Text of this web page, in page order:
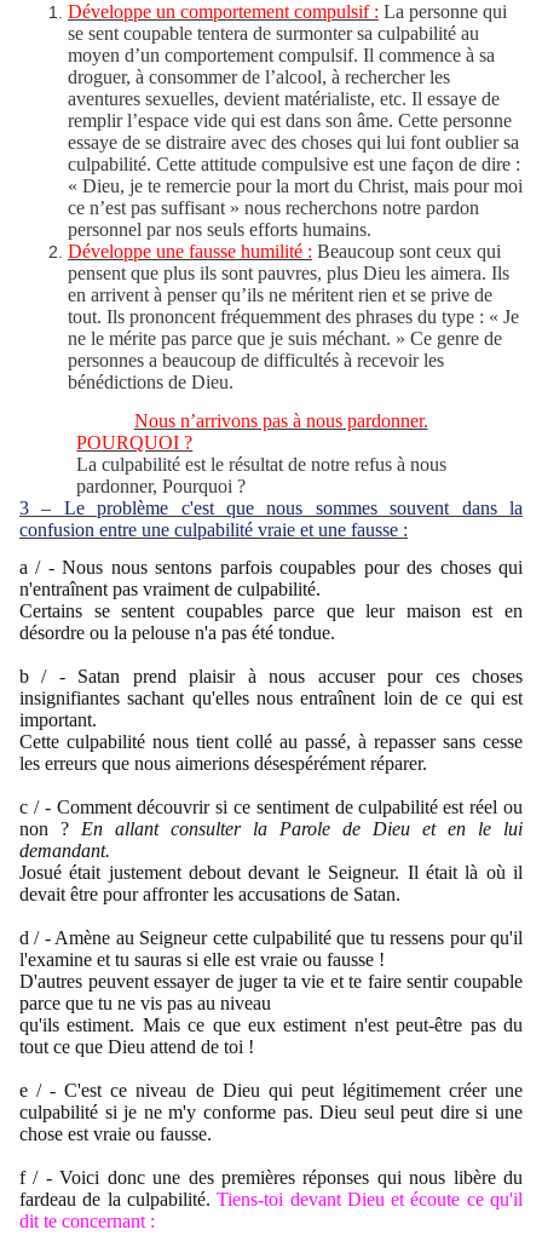
Développe un comportement compulsif : La personne qui
se sent coupable tentera de surmonter sa culpabilité au
moyen d’un comportement compulsif. Il commence à sa
droguer, à consommer de l’alcool, à rechercher les
aventures sexuelles, devient matérialiste, etc. Il essaye de
remplir l’espace vide qui est dans son âme. Cette personne
essaye de se distraire avec des choses qui lui font oublier sa
culpabilité. Cette attitude compulsive est une façon de dire :
« Dieu, je te remercie pour la mort du Christ, mais pour moi
ce n’est pas suffisant » nous recherchons notre pardon
personnel par nos seuls efforts humains.
Développe une fausse humilité : Beaucoup sont ceux qui
pensent que plus ils sont pauvres, plus Dieu les aimera. Ils
en arrivent à penser qu’ils ne méritent rien et se prive de
tout. Ils prononcent fréquemment des phrases du type : « Je
ne le mérite pas parce que je suis méchant. » Ce genre de
personnes a beaucoup de difficultés à recevoir les
bénédictions de Dieu.
Nous n’arrivons pas à nous pardonner.
POURQUOI ?
La culpabilité est le résultat de notre refus à nous
pardonner, Pourquoi ?
3 – Le problème c'est que nous sommes souvent dans la
confusion entre une culpabilité vraie et une fausse :
a / - Nous nous sentons parfois coupables pour des choses qui
n'entraînent pas vraiment de culpabilité.
Certains se sentent coupables parce que leur maison est en
désordre ou la pelouse n'a pas été tondue.
b / - Satan prend plaisir à nous accuser pour ces choses
insignifiantes sachant qu'elles nous entraînent loin de ce qui est
important.
Cette culpabilité nous tient collé au passé, à repasser sans cesse
les erreurs que nous aimerions désespérément réparer.
c / - Comment découvrir si ce sentiment de culpabilité est réel ou
non ? En allant consulter la Parole de Dieu et en le lui
demandant.
Josué était justement debout devant le Seigneur. Il était là où il
devait être pour affronter les accusations de Satan.
d / - Amène au Seigneur cette culpabilité que tu ressens pour qu'il
l'examine et tu sauras si elle est vraie ou fausse !
D'autres peuvent essayer de juger ta vie et te faire sentir coupable
parce que tu ne vis pas au niveau
qu'ils estiment. Mais ce que eux estiment n'est peut-être pas du
tout ce que Dieu attend de toi !
e / - C'est ce niveau de Dieu qui peut légitimement créer une
culpabilité si je ne m'y conforme pas. Dieu seul peut dire si une
chose est vraie ou fausse.
f / -Voici donc une des premières réponses qui nous libère du
fardeau de la culpabilité. Tiens-toi devant Dieu et écoute ce qu'il
dit te concernant :